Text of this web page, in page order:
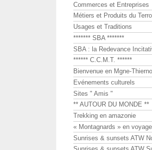
Commerces et Entreprises
Métiers et Produits du
Usages et Traditions
******* SBA *******
SBA : la Redevance
****** C.C.M.T. ******
Bienvenue en Mgne-
Evénements culturels
Sites " Amis "
** AUTOUR DU MONDE **
Trekking en amazonie
« Montagnards » en voyage
Sunrises & sunsets ATW